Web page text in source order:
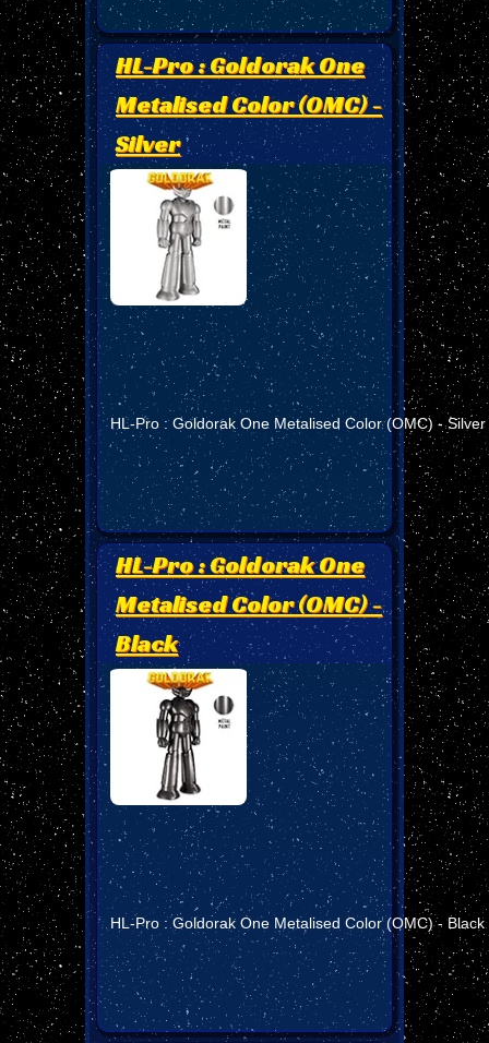
HL-Pro : Goldorak One
Metalised Color (OMC) -
Silver
HL-Pro : Goldorak One Metalised Color (OMC) - Silver
HL-Pro : Goldorak One
Metalised Color (OMC) -
Black
HL-Pro : Goldorak One Metalised Color (OMC) - Black